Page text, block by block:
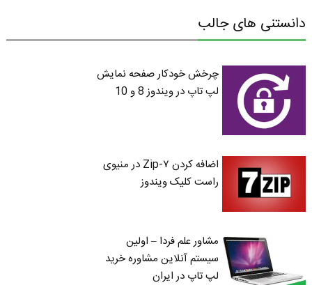
دانستنی های جالب
چرخش خودکار صفحه نمایش
لپ تاپ در ویندوز 8 و 10
اضافه کردن ۷-Zip در منیوی
راست کلیک ویندوز
مشاور علم فردا – اولین
سیستم آنلاین مشاوره خرید
لپ تاپ در ایران